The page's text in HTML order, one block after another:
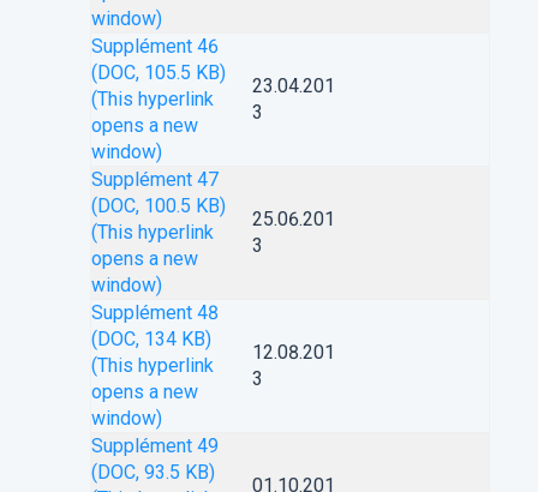
window)
Supplément 46
(DOC, 105.5 KB)
(This hyperlink
opens a new
window)
23.04.201
3
Supplément 47
(DOC, 100.5 KB)
(This hyperlink
opens a new
window)
25.06.201
3
Supplément 48
(DOC, 134 KB)
(This hyperlink
opens a new
window)
12.08.201
3
Supplément 49
(DOC, 93.5 KB)
01.10.201